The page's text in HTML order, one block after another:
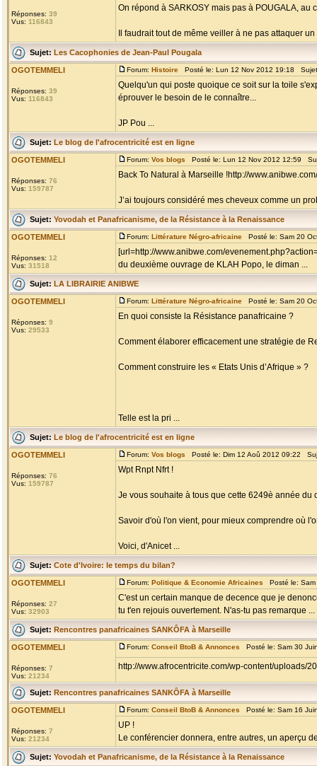
Réponses: 39
Vus: 116843
On répond à SARKOSY mais pas à POUGALA, au
Il faudrait tout de même veiller à ne pas attaquer
Sujet: Les Cacophonies de Jean-Paul Pougala
OGOTEMMELI
Réponses: 39
Vus: 116843
Forum: Histoire Posté le: Lun 12 Nov 2012 19:18
Quelqu'un qui poste quoique ce soit sur la toile
éprouver le besoin de le connaître...
JP Pou ...
Sujet: Le blog de l'afrocentricité est en ligne
OGOTEMMELI
Réponses: 76
Vus: 159787
Forum: Vos blogs Posté le: Lun 12 Nov 2012 12:59
Back To Natural à Marseille !http://
J’ai toujours considéré mes cheveux comme un
Sujet: Yovodah et Panafricanisme, de la Résistance à la Renaissance
OGOTEMMELI
Réponses: 12
Vus: 31518
Forum: Littérature Négro-africaine Posté le: Sam 20
[url=http://www.anibwe.com/
du deuxième ouvrage de KLAH Popo, le diman ...
Sujet: LA LIBRAIRIE ANIBWE
OGOTEMMELI
Réponses: 9
Vus: 29533
Forum: Littérature Négro-africaine Posté le: Sam 20
En quoi consiste la Résistance panafricaine ?
Comment élaborer efficacement une stratégie de
Comment construire les « Etats Unis d’Afrique » ?
Telle est la pri ...
Sujet: Le blog de l'afrocentricité est en ligne
OGOTEMMELI
Réponses: 76
Vus: 159787
Forum: Vos blogs Posté le: Dim 12 Aoû 2012 09:22
Wpt Rnpt Nfrt !
Je vous souhaite à tous que cette 6249è année
Savoir d'où l'on vient, pour mieux comprendre où
Voici, d'Anicet ...
Sujet: Cote d'Ivoire: le temps du bilan?
OGOTEMMELI
Réponses: 27
Vus: 32903
Forum: Politique & Economie Africaines Posté le:
C'est un certain manque de decence que je
tu t'en rejouis ouvertement. N'as-tu pas remarque ...
Sujet: Rencontres panafricaines SANKÔFA à Marseille
OGOTEMMELI
Réponses: 7
Vus: 21234
Forum: Conseil BtoB & Annonces Posté le: Sam 30
http://www.afrocentricite.com/wp-content/uploads/
Sujet: Rencontres panafricaines SANKÔFA à Marseille
OGOTEMMELI
Réponses: 7
Vus: 21234
Forum: Conseil BtoB & Annonces Posté le: Sam 16
UP !
Le conférencier donnera, entre autres, un aperçu
Sujet: Yovodah et Panafricanisme, de la Résistance à la Renaissance